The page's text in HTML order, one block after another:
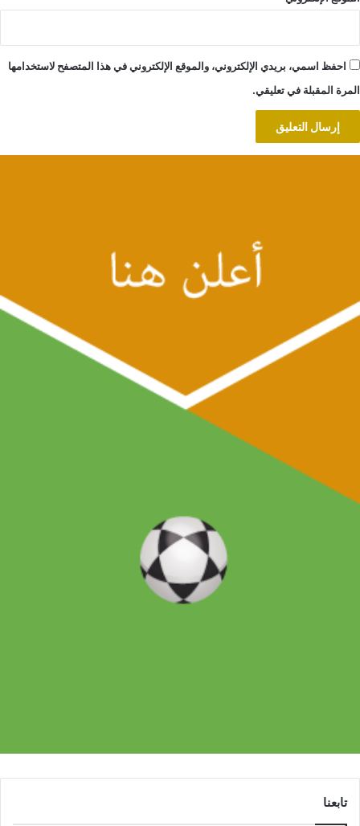
احفظ اسمي، بريدي الإلكتروني، والموقع الإلكتروني في هذا المتصفح لاستخدامها
المرة المقبلة في تعليقي.
تابعنا